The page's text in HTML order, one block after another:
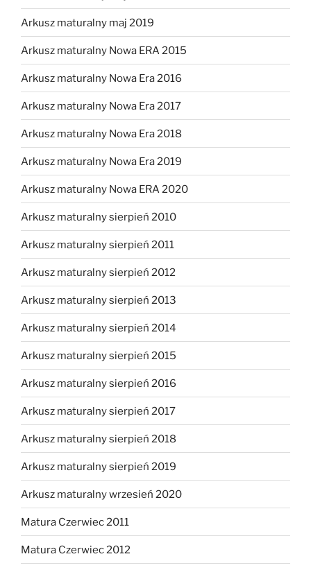
Arkusz maturalny maj 2019
Arkusz maturalny Nowa ERA 2015
Arkusz maturalny Nowa Era 2016
Arkusz maturalny Nowa Era 2017
Arkusz maturalny Nowa Era 2018
Arkusz maturalny Nowa Era 2019
Arkusz maturalny Nowa ERA 2020
Arkusz maturalny sierpień 2010
Arkusz maturalny sierpień 2011
Arkusz maturalny sierpień 2012
Arkusz maturalny sierpień 2013
Arkusz maturalny sierpień 2014
Arkusz maturalny sierpień 2015
Arkusz maturalny sierpień 2016
Arkusz maturalny sierpień 2017
Arkusz maturalny sierpień 2018
Arkusz maturalny sierpień 2019
Arkusz maturalny wrzesień 2020
Matura Czerwiec 2011
Matura Czerwiec 2012